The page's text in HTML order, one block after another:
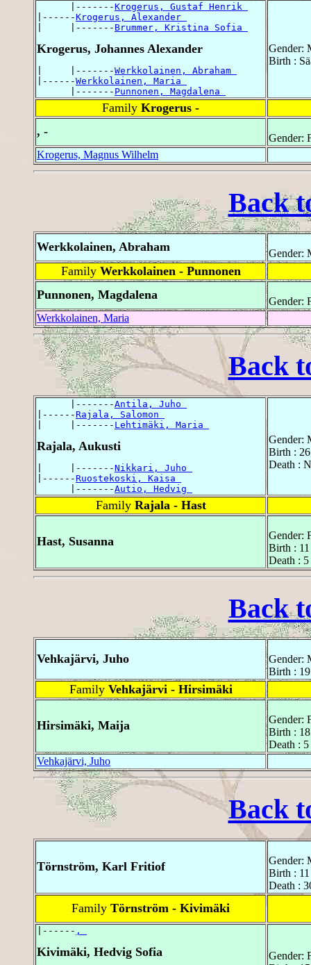
      |-------
Krogerus, Gustaf Henrik
|------Krogerus, Alexander
|     |------- Brummer, Kristina Sofia
Krogerus, Johannes Alexander
|     |-------Werkkolainen, Abraham
|------Werkkolainen, Maria
      |-------
Punnonen, Magdalena
Gender:
Birth :
Family Krogerus -
, -
Gender:
Krogerus, Magnus Wilhelm
Back
Werkkolainen, Abraham Gender:
Family Werkkolainen - Punnonen
Punnonen, Magdalena
Gender:
Werkkolainen, Maria
Back
      |-------
Antila, Juho
|------Rajala, Salomon
|     |------- Lehtimäki, Maria
Rajala, Aukusti
|     |-------Nikkari, Juho
|------Ruostekoski, Kaisa
      |-------
Autio, Hedvig
Gender:
Birth :
Death :
Family Rajala - Hast
Hast, Susanna
Gender:
Birth :
Death :
Back
Vehkajärvi, Juho
Gender:
Birth :
Family Vehkajärvi - Hirsimäki
Hirsimäki, Maija
Gender:
Birth :
Death :
Vehkajärvi, Juho
Back
Törnström, Karl Fritiof
Gender:
Birth :
Death :
Family Törnström - Kivimäki
|------ ,
Kivimäki, Hedvig Sofia
Gender: